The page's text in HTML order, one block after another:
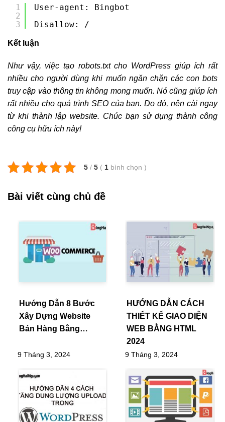
1
2
3
User-agent: Bingbot
Disallow: /
Kết luận
Như vậy, việc tạo robots.txt cho WordPress giúp ích rất
nhiều cho người dùng khi muốn ngăn chặn các con bots
truy cập vào thông tin không mong muốn. Nó cũng giúp ích
rất nhiều cho quá trình SEO của bạn. Do đó, nên cài ngay
từ khi thành lập website. Chúc bạn sử dụng thành công
công cụ hữu ích này!
5 / 5 ( 1 bình chọn )
Bài viết cùng chủ đề
Hướng Dẫn 8 Bước
Xây Dựng Website
Bán Hàng Bằng…
9 Tháng 3, 2024
HƯỚNG DẪN CÁCH
THIẾT KẾ GIAO DIỆN
WEB BẰNG HTML
2024
9 Tháng 3, 2024